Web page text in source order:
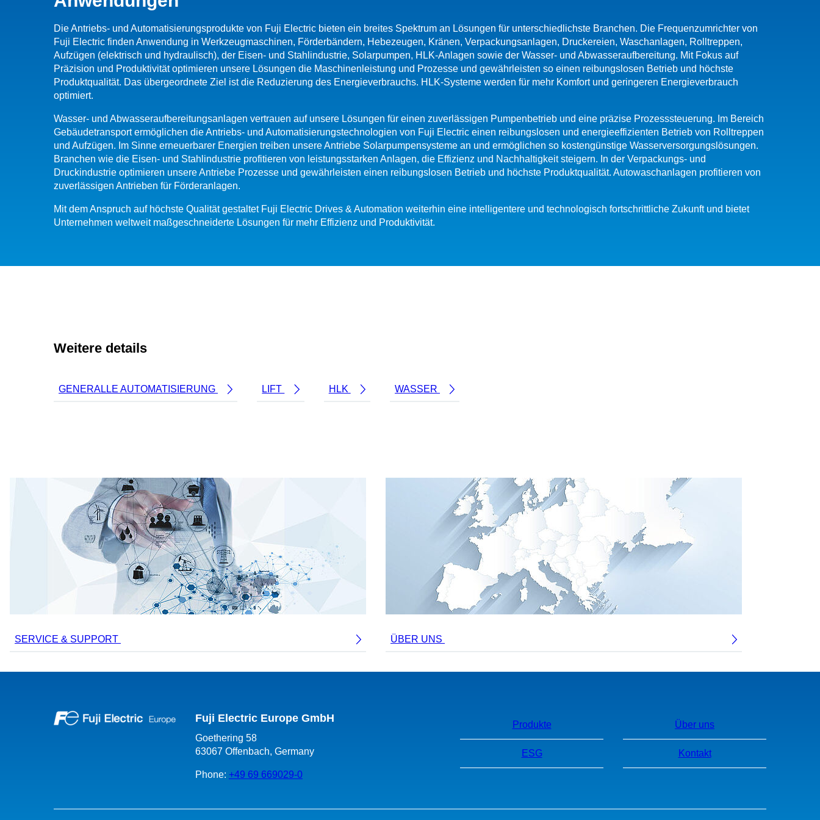
Die Antriebs- und Automatisierungsprodukte von Fuji Electric bieten ein breites Spektrum an Lösungen für unterschiedlichste Branchen. Die Frequenzumrichter von
Fuji Electric finden Anwendung in Werkzeugmaschinen, Förderbändern, Hebezeugen, Kränen, Verpackungsanlagen, Druckereien, Waschanlagen, Rolltreppen,
Aufzügen (elektrisch und hydraulisch), der Eisen- und Stahlindustrie, Solarpumpen, HLK-Anlagen sowie der Wasser- und Abwasseraufbereitung. Mit Fokus auf
Präzision und Produktivität optimieren unsere Lösungen die Maschinenleistung und Prozesse und gewährleisten so einen reibungslosen Betrieb und höchste
Produktqualität. Das übergeordnete Ziel ist die Reduzierung des Energieverbrauchs. HLK-Systeme werden für mehr Komfort und geringeren Energieverbrauch
optimiert.
Wasser- und Abwasseraufbereitungsanlagen vertrauen auf unsere Lösungen für einen zuverlässigen Pumpenbetrieb und eine präzise Prozesssteuerung. Im Bereich
Gebäudetransport ermöglichen die Antriebs- und Automatisierungstechnologien von Fuji Electric einen reibungslosen und energieeffizienten Betrieb von Rolltreppen
und Aufzügen. Im Sinne erneuerbarer Energien treiben unsere Antriebe Solarpumpensysteme an und ermöglichen so kostengünstige Wasserversorgungslösungen.
Branchen wie die Eisen- und Stahlindustrie profitieren von leistungsstarken Anlagen, die Effizienz und Nachhaltigkeit steigern. In der Verpackungs- und
Druckindustrie optimieren unsere Antriebe Prozesse und gewährleisten einen reibungslosen Betrieb und höchste Produktqualität. Autowaschanlagen profitieren von
zuverlässigen Antrieben für Förderanlagen.
Mit dem Anspruch auf höchste Qualität gestaltet Fuji Electric Drives & Automation weiterhin eine intelligentere und technologisch fortschrittliche Zukunft und bietet
Unternehmen weltweit maßgeschneiderte Lösungen für mehr Effizienz und Produktivität.
Weitere details
GENERALLE AUTOMATISIERUNG LIFT HLK WASSER
SERVICE & SUPPORT ÜBER UNS
Fuji Electric Europe GmbH
Goethering 58
63067 Offenbach, Germany
Phone: +49 69 669029-0
Produkte
ESG
Über uns
Kontakt